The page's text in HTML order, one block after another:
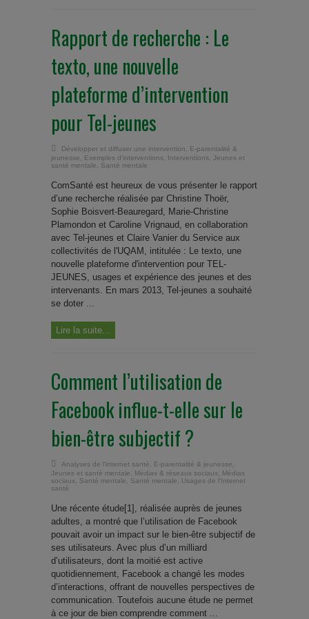
Rapport de recherche : Le
texto, une nouvelle
plateforme d’intervention
pour Tel-jeunes
Développer et diffuser une intervention
E-parentalité &
jeunesse
Exemples d'interventions Interventions Jeunes et
santé mentale
Santé mentale
ComSanté est heureux de vous présenter le rapport
d’une recherche réalisée par Christine Thoër,
Sophie Boisvert-Beauregard, Marie-Christine
Plamondon et Caroline Vrignaud, en collaboration
avec Tel-jeunes et Claire Vanier du Service aux
collectivités de l'UQAM, intitulée : Le texto, une
nouvelle plateforme d'intervention pour TEL-
JEUNES, usages et expérience des jeunes et des
intervenants. En mars 2013, Tel-jeunes a souhaité
se doter ...
Lire la suite...
Comment l’utilisation de
Facebook influe-t-elle sur le
bien-être subjectif ?
Analyses de l'internet santé E-parentalité & jeunesse
Jeunes et santé mentale
Médias & réseaux sociaux
Médias
sociaux
Santé mentale Santé mentale
Usages de l'Internet
santé
Une récente étude[1], réalisée auprès de jeunes
adultes, a montré que l’utilisation de Facebook
pouvait avoir un impact sur le bien-être subjectif de
ses utilisateurs. Avec plus d’un milliard
d’utilisateurs, dont la moitié est active
quotidiennement, Facebook a changé les modes
d’interactions, offrant de nouvelles perspectives de
communication. Toutefois aucune étude ne permet
à ce jour de bien comprendre comment ...